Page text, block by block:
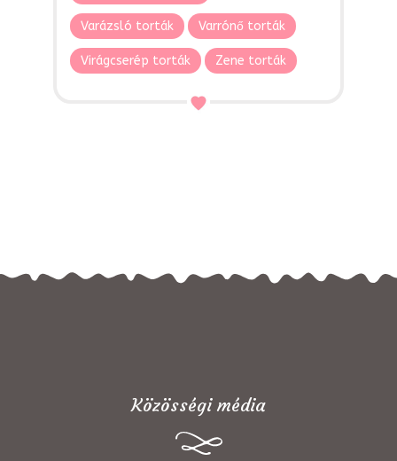
Varázsló torták Varrónő torták
Virágcserép torták Zene torták
Közösségi média